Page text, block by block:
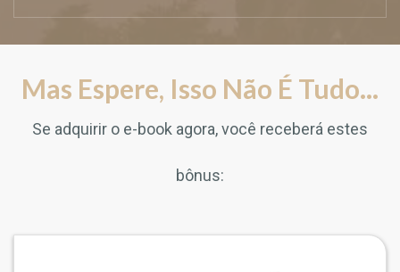
Mas Espere, Isso Não É Tudo...
Se adquirir o e-book agora, você receberá estes
bônus: